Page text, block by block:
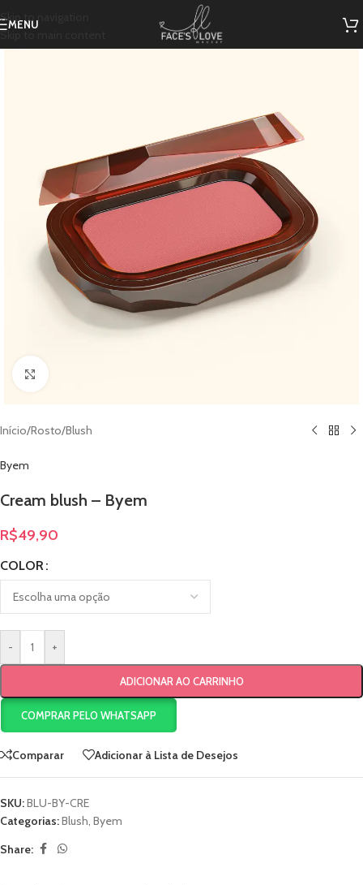
Skip to navigation
Skip to main content
MENU
Início/Rosto/Blush
Byem
Cream blush – Byem
R$49,90
COLOR
- +
ADICIONAR AO CARRINHO
COMPRAR PELO WHATSAPP
Comparar Adicionar à Lista de Desejos
SKU:BLU-BY-CRE
Categorias:Blush, Byem
Share: